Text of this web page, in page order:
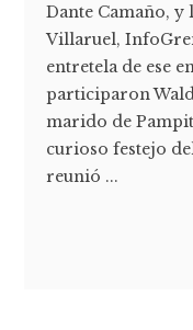
Dante Camaño,
Villaruel,
entretela de ese
participaron
marido de
curioso festejo
reunió ...